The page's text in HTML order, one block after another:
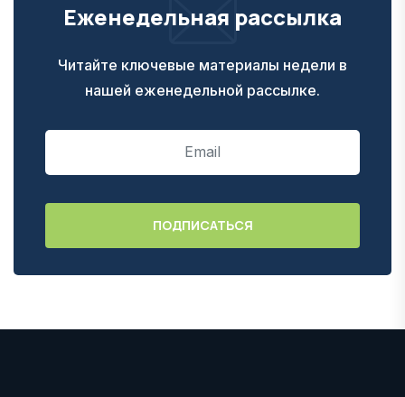
Еженедельная рассылка
Читайте ключевые материалы недели в
нашей еженедельной рассылке.